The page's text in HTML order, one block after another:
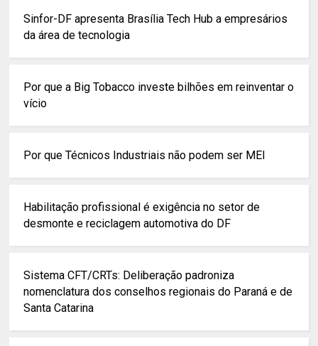
Sinfor-DF apresenta Brasília Tech Hub a empresários
da área de tecnologia
Por que a Big Tobacco investe bilhões em reinventar o
vício
Por que Técnicos Industriais não podem ser MEI
Habilitação profissional é exigência no setor de
desmonte e reciclagem automotiva do DF
Sistema CFT/CRTs: Deliberação padroniza
nomenclatura dos conselhos regionais do Paraná e de
Santa Catarina